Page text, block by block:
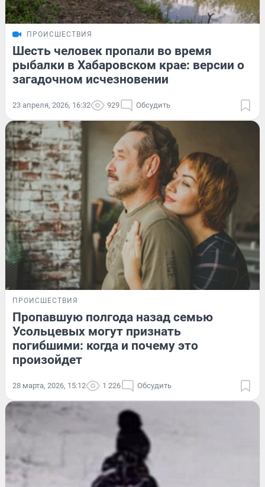
ПРОИСШЕСТВИЯ
Шесть человек пропали во время
рыбалки в Хабаровском крае: версии о
загадочном исчезновении
23 апреля, 2026, 16:32 929 Обсудить
ПРОИСШЕСТВИЯ
Пропавшую полгода назад семью
Усольцевых могут признать
погибшими: когда и почему это
произойдет
28 марта, 2026, 15:12 1 226 Обсудить